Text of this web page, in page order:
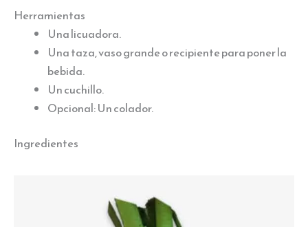
Herramientas
Una licuadora.
Una taza, vaso grande o recipiente para poner la
bebida.
Un cuchillo.
Opcional: Un colador.
Ingredientes